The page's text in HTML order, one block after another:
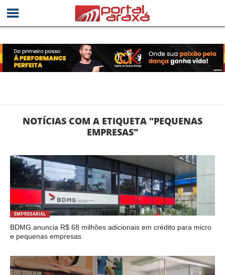
NOTÍCIAS COM A ETIQUETA "PEQUENAS
EMPRESAS"
EMPRESARIAL
BDMG anuncia R$ 68 milhões adicionais em crédito para micro
e pequenas empresas